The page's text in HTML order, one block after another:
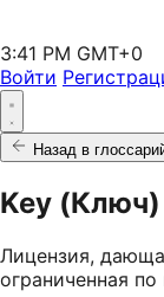
3:41 PM GMT+0
Войти
Назад в
Key (Ключ)
Лицензия,
ограниченная